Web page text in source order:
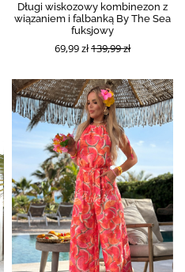
Długi wiskozowy kombinezon z
wiązaniem i falbanką By The Sea
fuksjowy
69,99 zł139,99 zł